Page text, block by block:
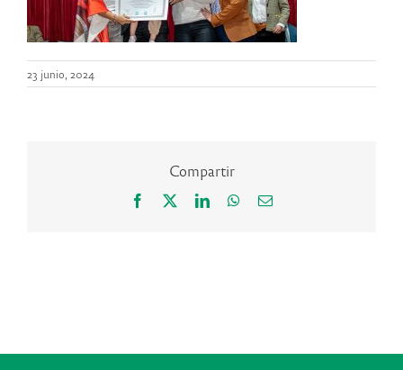
23 junio, 2024
Compartir
Facebook LinkedInWhatsApp
Correo